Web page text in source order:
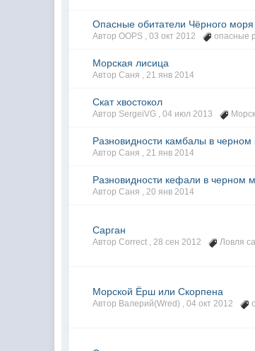
Опасные обитатели Чёрного моря
Автор OOPS ,03 окт 2012 опасные
Морская лисица
Автор Саня ,21 янв 2014
Cкат хвостокол
Автор SergeiVG ,04 июл 2013
Разновидности камбалы в
Автор Саня ,21 янв 2014
Разновидности кефали в черном
Автор Саня ,20 янв 2014
Сарган
Автор Correct ,28 сен 2012 Ловля
Морской Ёрш или Скорпена
Автор Валерий(Wred) ,04 окт 2012